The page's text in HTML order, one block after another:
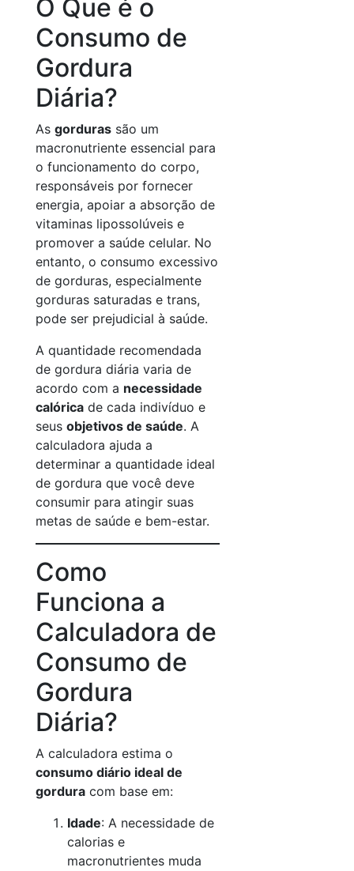
O Que é o
Consumo de
Gordura
Diária?
As gorduras são um
macronutriente essencial para
o funcionamento do corpo,
responsáveis por fornecer
energia, apoiar a absorção de
vitaminas lipossolúveis e
promover a saúde celular. No
entanto, o consumo excessivo
de gorduras, especialmente
gorduras saturadas e trans,
pode ser prejudicial à saúde.
A quantidade recomendada
de gordura diária varia de
acordo com a necessidade
calórica de cada indivíduo e
seus objetivos de saúde. A
calculadora ajuda a
determinar a quantidade ideal
de gordura que você deve
consumir para atingir suas
metas de saúde e bem-estar.
Como
Funciona a
Calculadora de
Consumo de
Gordura
Diária?
A calculadora estima o
consumo diário ideal de
gordura com base em:
Idade: A necessidade de
calorias e
macronutrientes muda